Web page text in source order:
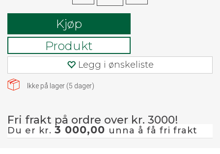
Kjøp
Produkt
Legg i ønskeliste
Ikke på lager (5 dager)
Fri frakt på ordre over kr. 3000!
Du er kr. 3 000,00 unna å få fri frakt